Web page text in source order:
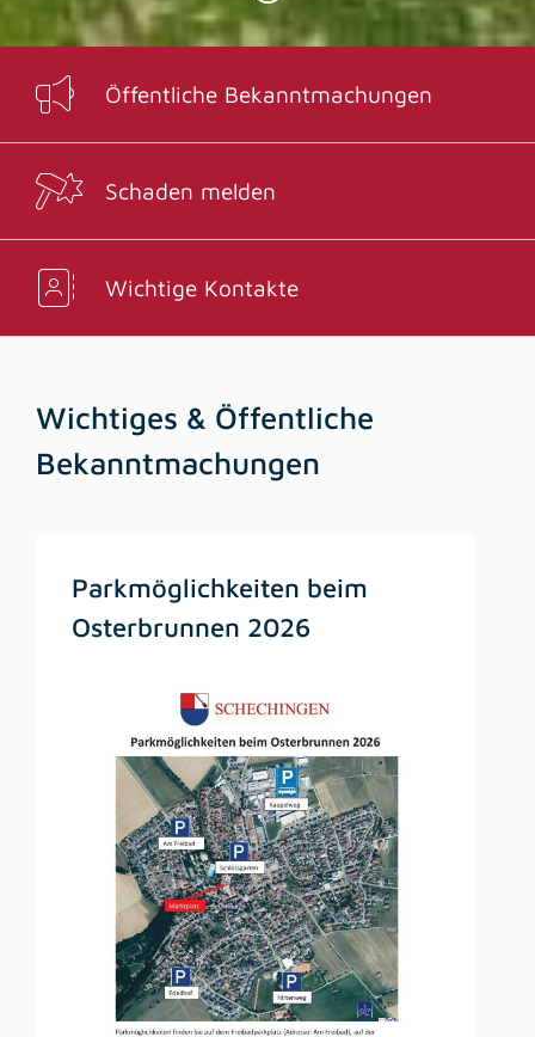
Öffentliche Bekanntmachungen
Schaden melden
Wichtige Kontakte
Wichtiges & Öffentliche
Bekanntmachungen
Parkmöglichkeiten beim
Osterbrunnen 2026